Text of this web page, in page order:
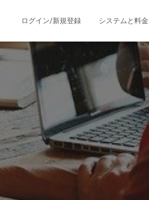
ログイン/新規登録 システムと料金